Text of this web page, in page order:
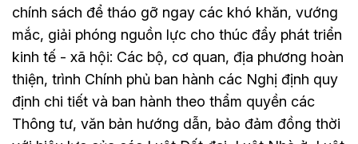
chính sách để tháo gỡ ngay các khó khăn, vướng
mắc, giải phóng nguồn lực cho thúc đẩy phát triển
kinh tế - xã hội: Các bộ, cơ quan, địa phương hoàn
thiện, trình Chính phủ ban hành các Nghị định quy
định chi tiết và ban hành theo thẩm quyền các
Thông tư, văn bản hướng dẫn, bảo đảm đồng thời